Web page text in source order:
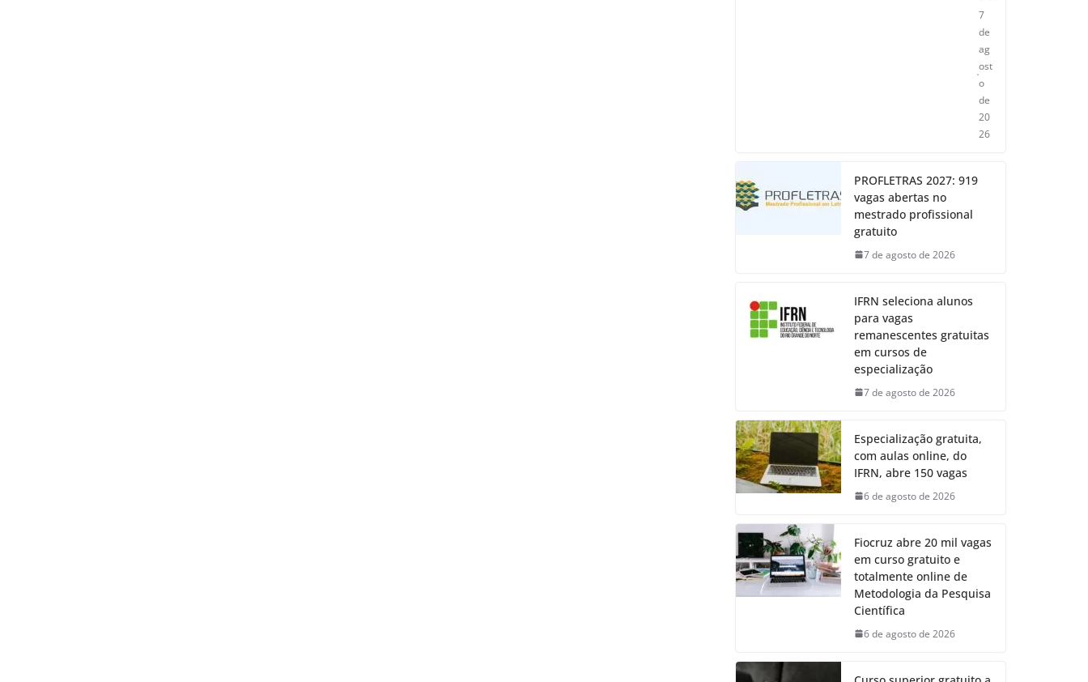
7
de
ag
ost
o
de
20
26
PROFLETRAS 2027: 919
vagas abertas no
mestrado profissional
gratuito
7 de agosto de 2026
IFRN seleciona alunos
para vagas
remanescentes gratuitas
em cursos de
especialização
7 de agosto de 2026
Especialização gratuita,
com aulas online, do
IFRN, abre 150 vagas
6 de agosto de 2026
Fiocruz abre 20 mil vagas
em curso gratuito e
totalmente online de
Metodologia da Pesquisa
Científica
6 de agosto de 2026